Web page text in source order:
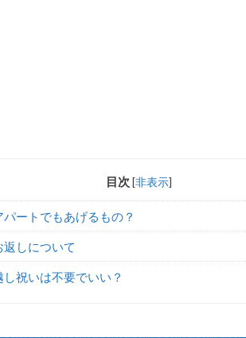
目次 [非表示]
ートでもあげるもの？
しについて
祝いは不要でいい？